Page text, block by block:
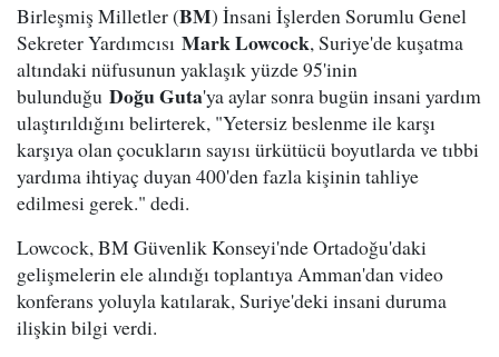
Birleşmiş Milletler (BM) İnsani İşlerden Sorumlu Genel
Sekreter Yardımcısı Mark Lowcock, Suriye'de kuşatma
altındaki nüfusunun yaklaşık yüzde 95'inin
bulunduğu Doğu Guta'ya aylar sonra bugün insani yardım
ulaştırıldığını belirterek, "Yetersiz beslenme ile karşı
karşıya olan çocukların sayısı ürkütücü boyutlarda ve tıbbi
yardıma ihtiyaç duyan 400'den fazla kişinin tahliye
edilmesi gerek." dedi.
Lowcock, BM Güvenlik Konseyi'nde Ortadoğu'daki
gelişmelerin ele alındığı toplantıya Amman'dan video
konferans yoluyla katılarak, Suriye'deki insani duruma
ilişkin bilgi verdi.